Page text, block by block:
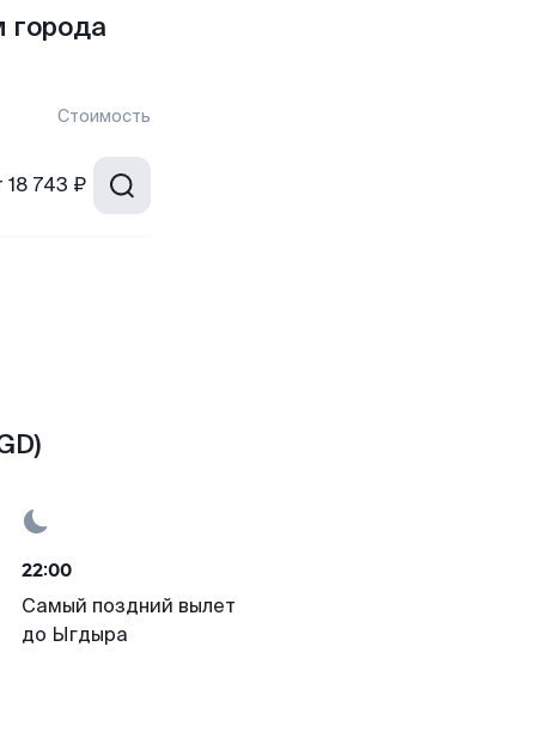
Стоимость
18 743 ₽
22:00
Самый поздний вылет
до Ыгдыра